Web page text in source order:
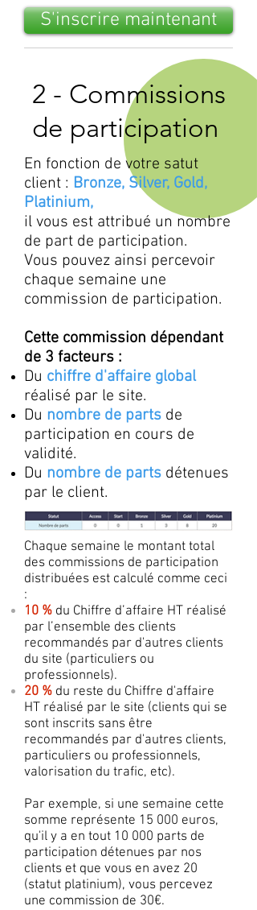
S'inscrire maintenant
2 - Commissions
de participation
En fonction de votre satut
client : Bronze, Silver, Gold,
Platinium,
il vous est attribué un nombre
de part de participation.
Vous pouvez ainsi percevoir
chaque semaine une
commission de participation.
Cette commission dépendant
de 3 facteurs :
Du chiffre d'affaire global
réalisé par le site.
Du nombre de parts de
participation en cours de
validité.
Du nombre de parts détenues
par le client.
Chaque semaine le montant total
des commissions de participation
distribuées est calculé comme ceci
:
10 % du Chiffre d’affaire HT réalisé
par l’ensemble des clients
recommandés par d'autres clients
du site (particuliers ou
professionnels).
20 % du reste du Chiffre d'affaire
HT réalisé par le site (clients qui se
sont inscrits sans être
recommandés par d'autres clients,
particuliers ou professionnels,
valorisation du trafic, etc).
Par exemple, si une semaine cette
somme représente 15 000 euros,
qu'il y a en tout 10 000 parts de
participation détenues par nos
clients et que vous en avez 20
(statut platinium), vous percevez
une commission de 30€.